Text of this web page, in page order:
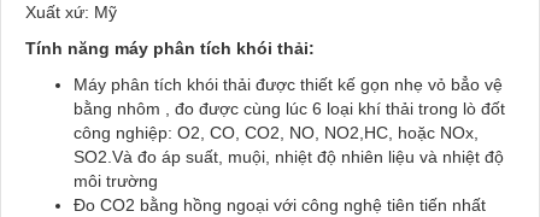
Xuất xứ: Mỹ
Tính năng máy phân tích khói thải:
Máy phân tích khói thải được thiết kế gọn nhẹ vỏ bẳo vệ
bằng nhôm , đo được cùng lúc 6 loại khí thải trong lò đốt
công nghiệp: O2, CO, CO2, NO, NO2,HC, hoặc NOx,
SO2.Và đo áp suất, muội, nhiệt độ nhiên liệu và nhiệt độ
môi trường
Đo CO2 bằng hồng ngoại với công nghệ tiên tiến nhất